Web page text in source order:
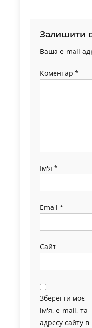
Залишити
Ваша e-mail
Коментар *
Ім'я *
Email *
Сайт
Зберегти моє
ім'я, e-mail, та
адресу сайту в